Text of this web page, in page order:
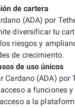
de cartera
(ADA) por
diversificar tu
riesgos y
de crecimiento.
de uso únicos
Cardano (ADA) por
a funciones
a la